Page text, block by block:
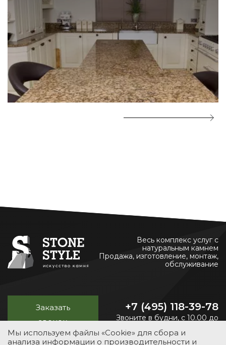
Весь комплекс услуг с
натуральным камнем
Продажа, изготовление, монтаж,
обслуживание
Заказать
звонок
+7 (495) 118-39-78
Звоните в будни, с 10.00 до
Мы используем файлы «Cookie» для сбора и
анализа информации о производительности и